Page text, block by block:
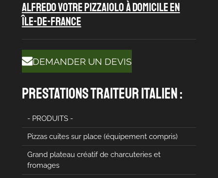
ALFREDO VOTRE PIZZAIOLO À DOMICILE en
île-de-france
DEMANDER UN DEVIS
prestations traiteur italien :
- PRODUITS -
Pizzas cuites sur place (équipement compris)
Grand plateau créatif de charcuteries et
fromages